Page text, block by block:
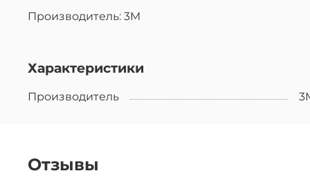
Производитель: 3M
Характеристики
Производитель
Отзывы